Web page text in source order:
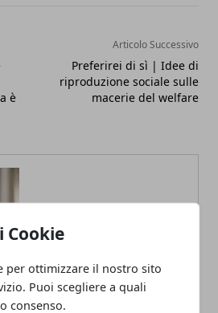
Cookie
per ottimizzare il nostro sito
Puoi scegliere a quali
consenso.
è
Articolo Successivo
Preferirei di sì | Idee di
riproduzione sociale sulle
macerie del welfare